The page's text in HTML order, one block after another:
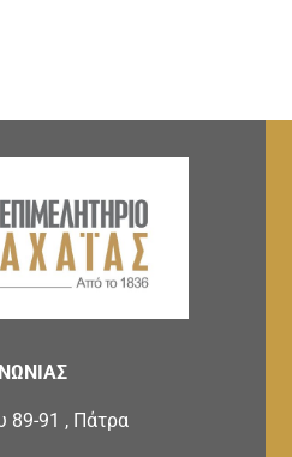
89-91 , Πάτρα